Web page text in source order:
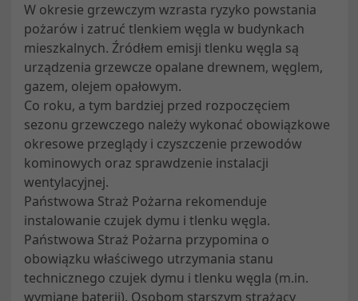
W okresie grzewczym wzrasta ryzyko powstania
pożarów i zatruć tlenkiem węgla w budynkach
mieszkalnych. Źródłem emisji tlenku węgla są
urządzenia grzewcze opalane drewnem, węglem,
gazem, olejem opałowym.
Co roku, a tym bardziej przed rozpoczęciem
sezonu grzewczego należy wykonać obowiązkowe
okresowe przeglądy i czyszczenie przewodów
kominowych oraz sprawdzenie instalacji
wentylacyjnej.
Państwowa Straż Pożarna rekomenduje
instalowanie czujek dymu i tlenku węgla.
Państwowa Straż Pożarna przypomina o
obowiązku właściwego utrzymania stanu
technicznego czujek dymu i tlenku węgla (m.in.
wymianę baterii). Osobom starszym strażacy